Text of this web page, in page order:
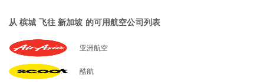
从 槟城 飞往 新加坡 的可用航空公司列表
亚洲航空
酷航